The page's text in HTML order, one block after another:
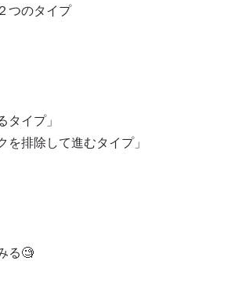
つのタイプ
タイプ」
を排除して進むタイプ」
る🧐